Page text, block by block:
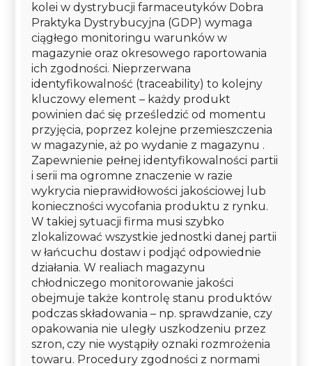
kolei w dystrybucji farmaceutyków Dobra
Praktyka Dystrybucyjna (GDP) wymaga
ciągłego monitoringu warunków w
magazynie oraz okresowego raportowania
ich zgodności. Nieprzerwana
identyfikowalność (traceability) to kolejny
kluczowy element – każdy produkt
powinien dać się prześledzić od momentu
przyjęcia, poprzez kolejne przemieszczenia
w magazynie, aż po wydanie z magazynu .
Zapewnienie pełnej identyfikowalności partii
i serii ma ogromne znaczenie w razie
wykrycia nieprawidłowości jakościowej lub
konieczności wycofania produktu z rynku.
W takiej sytuacji firma musi szybko
zlokalizować wszystkie jednostki danej partii
w łańcuchu dostaw i podjąć odpowiednie
działania. W realiach magazynu
chłodniczego monitorowanie jakości
obejmuje także kontrolę stanu produktów
podczas składowania – np. sprawdzanie, czy
opakowania nie uległy uszkodzeniu przez
szron, czy nie wystąpiły oznaki rozmrożenia
towaru. Procedury zgodności z normami